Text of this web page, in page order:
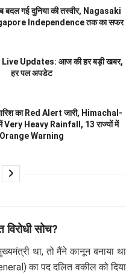
बदल गई दुनिया की तस्वीर, Nagasaki
Independence तक का सफर
Updates: आज की हर बड़ी खबर,
हर पल अपडेट
का Red Alert जारी, Himachal-
Heavy Rainfall, 13 राज्यों में
Orange Warning
सोच?
था, तो मैंने कानून बनाया था
का पद दलित वकील को दिया